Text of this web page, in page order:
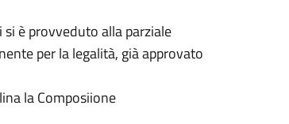
si èprovvedutoallaparziale
perlalegalità, giàapprovato
laComposiione